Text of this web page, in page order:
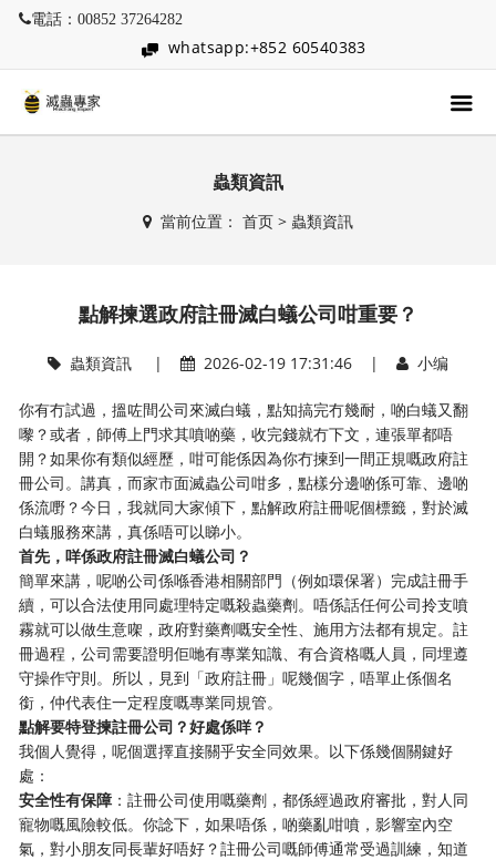
電話：00852 37264282
whatsapp:+852 60540383
蟲類資訊
當前位置： 首页> 蟲類資訊
點解揀選政府註冊滅白蟻公司咁重要？
蟲類資訊| 2026-02-19 17:31:46 | 小编
你有冇試過，搵咗間公司來滅白蟻，點知搞完冇幾耐，啲白蟻又翻
嚟？或者，師傅上門求其噴啲藥，收完錢就冇下文，連張單都唔
開？如果你有類似經歷，咁可能係因為你冇揀到一間正規嘅政府註
冊公司。講真，而家市面滅蟲公司咁多，點樣分邊啲係可靠、邊啲
係流嘢？今日，我就同大家傾下，點解政府註冊呢個標籤，對於滅
白蟻服務來講，真係唔可以睇小。
首先，咩係政府註冊滅白蟻公司？
簡單來講，呢啲公司係喺香港相關部門（例如環保署）完成註冊手
續，可以合法使用同處理特定嘅殺蟲藥劑。唔係話任何公司拎支噴
霧就可以做生意㗎，政府對藥劑嘅安全性、施用方法都有規定。註
冊過程，公司需要證明佢哋有專業知識、有合資格嘅人員，同埋遵
守操作守則。所以，見到「政府註冊」呢幾個字，唔單止係個名
銜，仲代表住一定程度嘅專業同規管。
點解要特登揀註冊公司？好處係咩？
我個人覺得，呢個選擇直接關乎安全同效果。以下係幾個關鍵好
處：
安全性有保障 ：註冊公司使用嘅藥劑，都係經過政府審批，對人同
寵物嘅風險較低。你諗下，如果唔係，啲藥亂咁噴，影響室內空
氣，對小朋友同長輩好唔好？註冊公司嘅師傅通常受過訓練，知道